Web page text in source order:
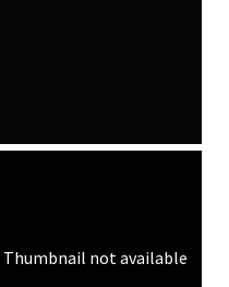
Thumbnail not available